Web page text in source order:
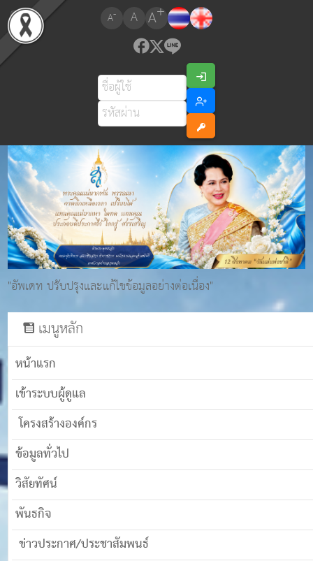
A- A A+
"อัพเดท ปรับปรุงและแก้ไขข้อมูลอย่างต่อเนื่อง"
เมนูหลัก
หน้าแรก
เข้าระบบผู้ดูแล
โครงสร้างองค์กร
ข้อมูลทั่วไป
วิสัยทัศน์
พันธกิจ
ข่าวประกาศ/ประชาสัมพนธ์